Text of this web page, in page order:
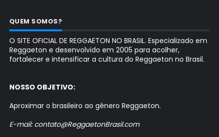
QUEM SOMOS?
O SITE OFICIAL DE REGGAETON NO BRASIL. Especializado em
Reggaeton e desenvolvido em 2005 para acolher,
fortalecer e intensificar a cultura do Reggaeton no Brasil.
NOSSO OBJETIVO:
Aproximar o brasileiro ao gênero Reggaeton.
E-mail: contato@ReggaetonBrasil.com